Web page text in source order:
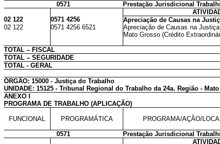
0571
Prestação Jurisdicional
02 122
0571 4256
Apreciação de Causas na
02 122
0571 4256 6521
Apreciação de Causas na
Mato Grosso (Crédito
TOTAL – FISCAL
TOTAL – SEGURIDADE
TOTAL - GERAL
ÓRGÃO: 15000 - Justiça do Trabalho
UNIDADE: 15125 - Tribunal Regional do Trabalho da 24a. Região -
ANEXO I
PROGRAMA DE TRABALHO (APLICAÇÃO)
FUNCIONAL PROGRAMÁTICA PROGRAMA/AÇÃO/
0571
Prestação Jurisdicional